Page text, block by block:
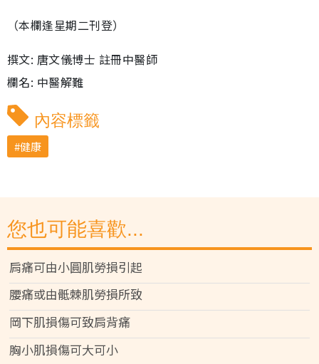
（本欄逢星期二刊登）
撰文: 唐文儀博士 註冊中醫師
欄名: 中醫解難
內容標籤
健康
您也可能喜歡...
肩痛可由小圓肌勞損引起
腰痛或由骶棘肌勞損所致
岡下肌損傷可致肩背痛
胸小肌損傷可大可小